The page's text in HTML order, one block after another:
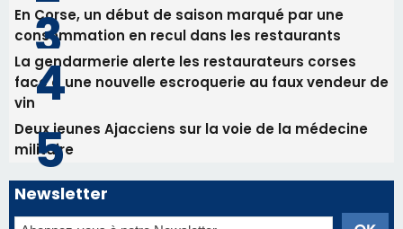
En Corse, un début de saison marqué par une
consommation en recul dans les restaurants
La gendarmerie alerte les restaurateurs corses
face à une nouvelle escroquerie au faux vendeur de
vin
Deux jeunes Ajacciens sur la voie de la médecine
militaire
Newsletter